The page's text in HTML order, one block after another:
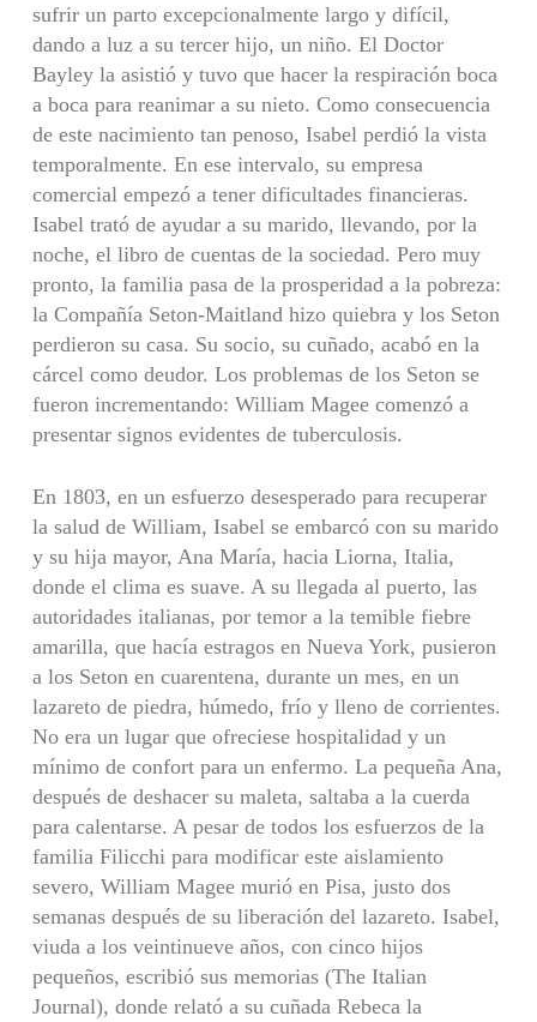
sufrir un parto excepcionalmente largo y difícil,
dando a luz a su tercer hijo, un niño. El Doctor
Bayley la asistió y tuvo que hacer la respiración boca
a boca para reanimar a su nieto. Como consecuencia
de este nacimiento tan penoso, Isabel perdió la vista
temporalmente. En ese intervalo, su empresa
comercial empezó a tener dificultades financieras.
Isabel trató de ayudar a su marido, llevando, por la
noche, el libro de cuentas de la sociedad. Pero muy
pronto, la familia pasa de la prosperidad a la pobreza:
la Compañía Seton-Maitland hizo quiebra y los Seton
perdieron su casa. Su socio, su cuñado, acabó en la
cárcel como deudor. Los problemas de los Seton se
fueron incrementando: William Magee comenzó a
presentar signos evidentes de tuberculosis.
En 1803, en un esfuerzo desesperado para recuperar
la salud de William, Isabel se embarcó con su marido
y su hija mayor, Ana María, hacia Liorna, Italia,
donde el clima es suave. A su llegada al puerto, las
autoridades italianas, por temor a la temible fiebre
amarilla, que hacía estragos en Nueva York, pusieron
a los Seton en cuarentena, durante un mes, en un
lazareto de piedra, húmedo, frío y lleno de corrientes.
No era un lugar que ofreciese hospitalidad y un
mínimo de confort para un enfermo. La pequeña Ana,
después de deshacer su maleta, saltaba a la cuerda
para calentarse. A pesar de todos los esfuerzos de la
familia Filicchi para modificar este aislamiento
severo, William Magee murió en Pisa, justo dos
semanas después de su liberación del lazareto. Isabel,
viuda a los veintinueve años, con cinco hijos
pequeños, escribió sus memorias (The Italian
Journal), donde relató a su cuñada Rebeca la